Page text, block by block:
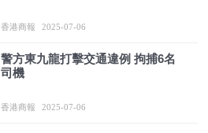
香港商報 2025-07-06
警方東九龍打擊交通違例 拘捕6名
司機
香港商報 2025-07-06